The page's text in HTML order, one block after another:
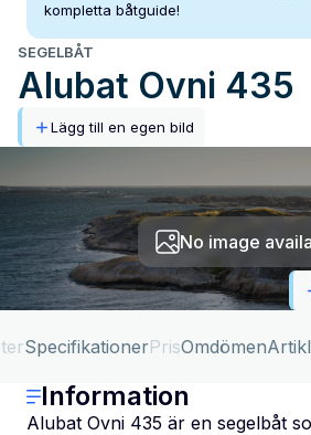
kompletta båtguide!
SEGELBÅT
Alubat Ovni 435
Lägg till en egen bild
No image
SpecifikationerPrisOmdömen
Information
Alubat Ovni 435 är en segelbåt